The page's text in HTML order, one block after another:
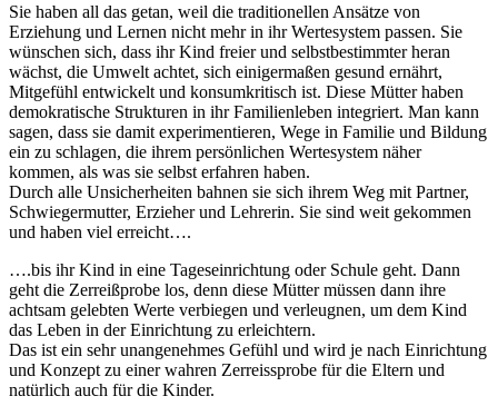
Sie haben all das getan, weil die traditionellen Ansätze von
Erziehung und Lernen nicht mehr in ihr Wertesystem passen. Sie
wünschen sich, dass ihr Kind freier und selbstbestimmter heran
wächst, die Umwelt achtet, sich einigermaßen gesund ernährt,
Mitgefühl entwickelt und konsumkritisch ist. Diese Mütter haben
demokratische Strukturen in ihr Familienleben integriert. Man kann
sagen, dass sie damit experimentieren, Wege in Familie und Bildung
ein zu schlagen, die ihrem persönlichen Wertesystem näher
kommen, als was sie selbst erfahren haben.
Durch alle Unsicherheiten bahnen sie sich ihrem Weg mit Partner,
Schwiegermutter, Erzieher und Lehrerin. Sie sind weit gekommen
und haben viel erreicht….
….bis ihr Kind in eine Tageseinrichtung oder Schule geht. Dann
geht die Zerreißprobe los, denn diese Mütter müssen dann ihre
achtsam gelebten Werte verbiegen und verleugnen, um dem Kind
das Leben in der Einrichtung zu erleichtern.
Das ist ein sehr unangenehmes Gefühl und wird je nach Einrichtung
und Konzept zu einer wahren Zerreissprobe für die Eltern und
natürlich auch für die Kinder.